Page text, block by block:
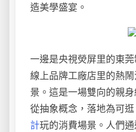
造美學盛宴。
一邊是央視熒屏里的東
線上品牌工廠店里的熱鬧
景。這是一場雙向的親
從抽象概念，落地為可
計玩的消費場景。人們